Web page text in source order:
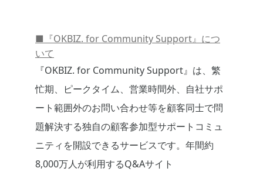
■『OKBIZ. for Community Support』につ
いて
『OKBIZ. for Community Support』は、繁
忙期、ピークタイム、営業時間外、自社サポ
ート範囲外のお問い合わせ等を顧客同士で問
題解決する独自の顧客参加型サポートコミュ
ニティを開設できるサービスです。年間約
8,000万人が利用するQ&Aサイト